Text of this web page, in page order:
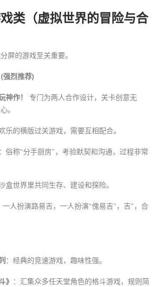
类（虚拟世界的冒险与合
屏的游戏至关重要。
强烈推荐)
神作！
专门为两人合作设计，关卡创意无
。
乐的横版过关游戏，需要互相配合。
：俗称“分手厨房”，考验默契和沟通，过程非常
盒世界里共同生存、建设和探险。
一人扮演路易吉，一人扮演“傀易吉”，吉”，合
：经典的竞速游戏，趣味性强。
》 ：汇集众多任天堂角色的格斗游戏，规则简